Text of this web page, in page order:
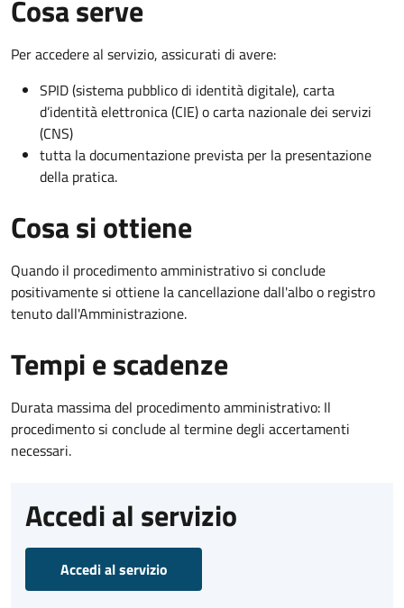
Cosa serve
Per accedere al servizio, assicurati di avere:
SPID (sistema pubblico di identità digitale), carta
d’identità elettronica (CIE) o carta nazionale dei servizi
(CNS)
tutta la documentazione prevista per la presentazione
della pratica.
Cosa si ottiene
Quando il procedimento amministrativo si conclude
positivamente si ottiene la cancellazione dall'albo o registro
tenuto dall'Amministrazione.
Tempi e scadenze
Durata massima del procedimento amministrativo: Il
procedimento si conclude al termine degli accertamenti
necessari.
Accedi al servizio
Accedi al servizio